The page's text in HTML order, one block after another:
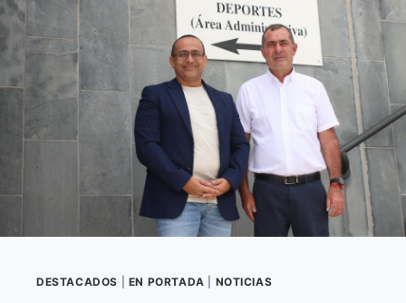
MEJORA
MANTENIMIENTO
DE
PARQUES
INFANTILES
BIOSALUDABLES
454.000
EUROS
DESTACADOS EN PORTADA NOTICIAS